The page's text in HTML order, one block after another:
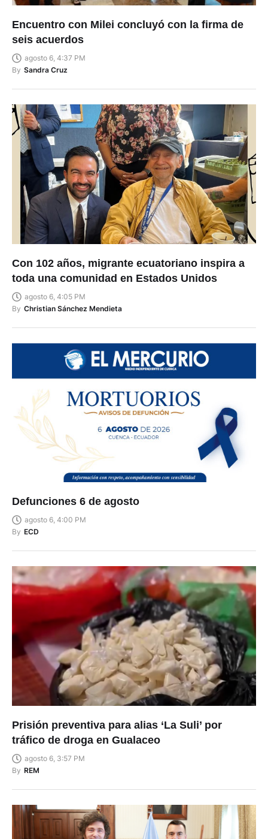
Encuentro con Milei concluyó con la firma de
seis acuerdos
agosto 6, 4:37 PM
By Sandra Cruz
Con 102 años, migrante ecuatoriano inspira a
toda una comunidad en Estados Unidos
agosto 6, 4:05 PM
By Christian Sánchez Mendieta
Defunciones 6 de agosto
agosto 6, 4:00 PM
By ECD
Prisión preventiva para alias ‘La Suli’ por
tráfico de droga en Gualaceo
agosto 6, 3:57 PM
By REM